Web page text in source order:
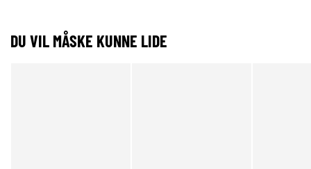
DU VIL MÅSKE KUNNE LIDE